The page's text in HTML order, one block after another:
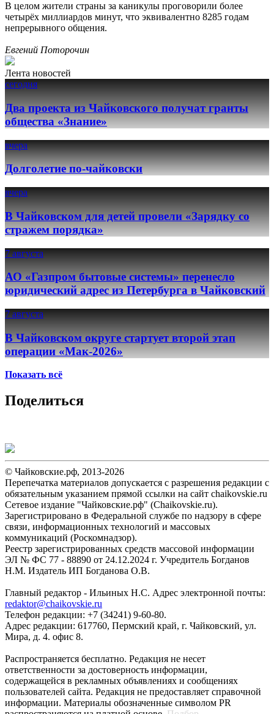
В целом жители страны за каникулы проговорили более
четырёх миллиардов минут, что эквивалентно 8285 годам
непрерывного общения.
Евгений Поторочин
Лента новостей
сегодня
Два проекта из Чайковского получат гранты
общества «Знание»
вчера
Долголетие по-чайковски
вчера
В Чайковском для детей провели «Зарядку со
стражем порядка»
7 августа
АО «Газпром бытовые системы» перенесло
юридический адрес из Петербурга в Чайковский
7 августа
В Чайковском округе стартует второй этап
операции «Мак-2026»
Показать всё
Поделиться
© Чайковские.рф, 2013-2026
Перепечатка материалов допускается с разрешения редакции с
обязательным указанием прямой ссылки на сайт chaikovskie.ru
Сетевое издание "Чайковские.рф" (Chaikovskie.ru).
Зарегистрировано в Федеральной службе по надзору в сфере
связи, информационных технологий и массовых
коммуникаций (Роскомнадзор).
Реестр зарегистрированных средств массовой информации
ЭЛ № ФС 77 - 88890 от 24.12.2024 г. Учредитель Богданов
Н.М. Издатель ИП Богданова О.В.
Главный редактор - Ильиных Н.С. Адрес электронной почты:
redaktor@chaikovskie.ru
Телефон редакции: +7 (34241) 9-60-80.
Адрес редакции: 617760, Пермский край, г. Чайковский, ул.
Мира, д. 4. офис 8.
Распространяется бесплатно. Редакция не несет
ответственности за достоверность информации,
содержащейся в рекламных объявлениях и сообщениях
пользователей сайта. Редакция не предоставляет справочной
информации. Материалы обозначенные символом PR